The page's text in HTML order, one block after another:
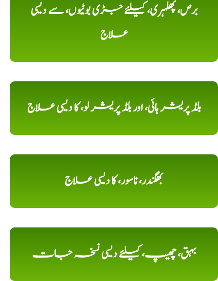
برص، پھلہری، کیلئے جڑی بوٹیوں، سے دیسی
علاج
بلڈ پریشر ہائی، اور بلڈ پریشر لو، کا دیسی علاج
بھگندر، ناسور، کا دیسی علاج
بہق، چھیپ، کیلئے دیسی نسخہ جات